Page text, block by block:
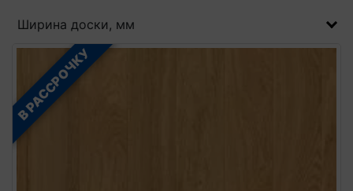
Ширина доски, мм
В РАССРОЧКУ